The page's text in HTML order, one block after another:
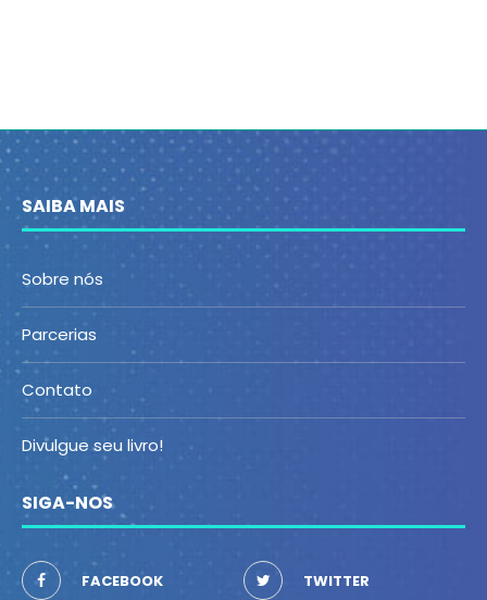
SAIBA MAIS
Sobre nós
Parcerias
Contato
Divulgue seu livro!
SIGA-NOS
FACEBOOK TWITTER